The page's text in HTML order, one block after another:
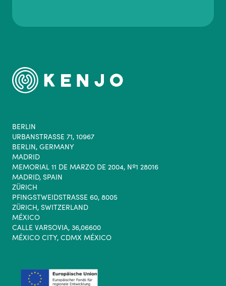
BERLIN
URBANSTRASSE 71, 10967
BERLIN, GERMANY
MADRID
MEMORIAL 11 DE MARZO DE 2004, Nº1 28016
MADRID, SPAIN
ZÜRICH
PFINGSTWEIDSTRASSE 60, 8005
ZÜRICH, SWITZERLAND
MÉXICO
CALLE VARSOVIA, 36,06600
MÉXICO CITY, CDMX MÉXICO